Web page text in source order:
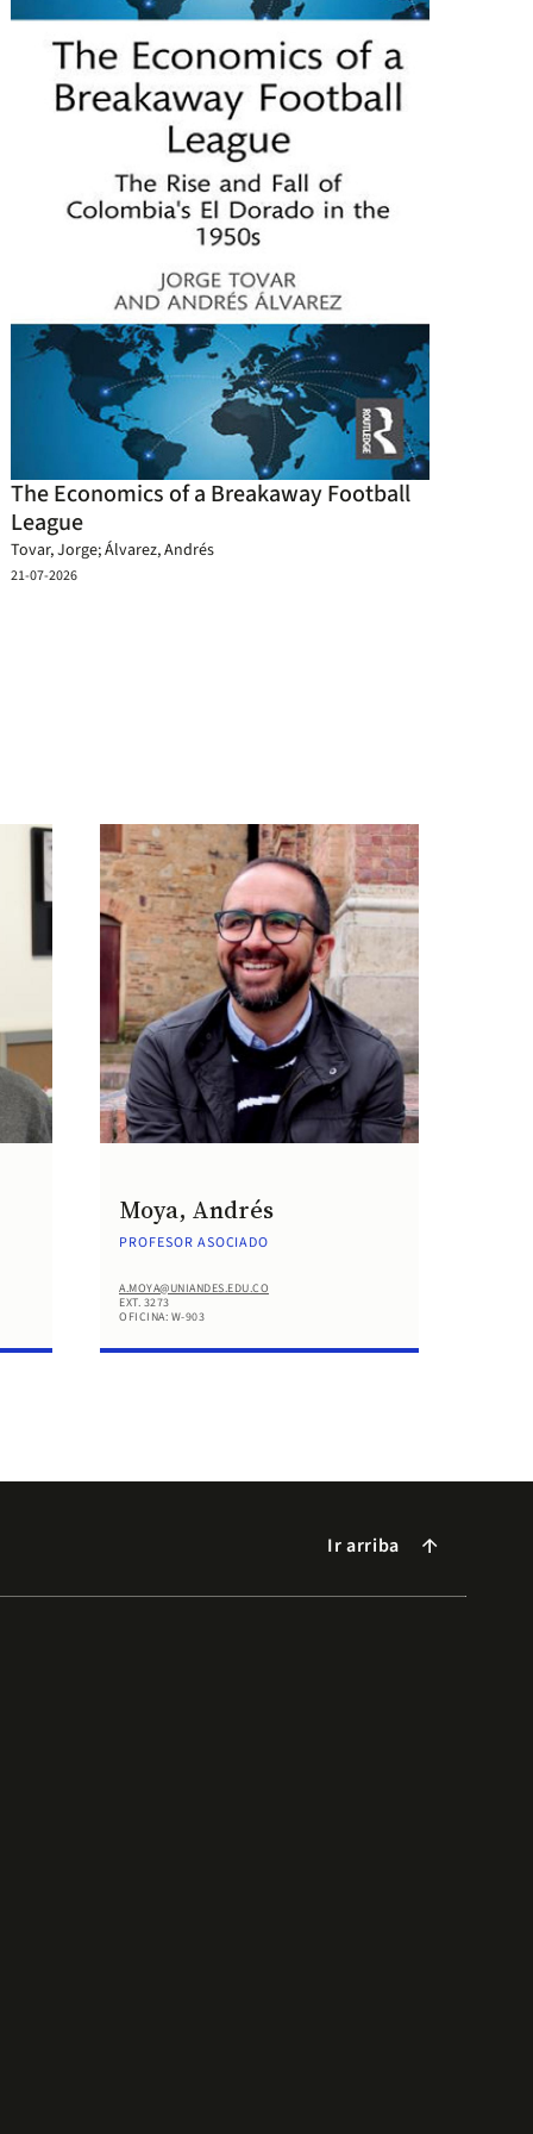
The Economics of a Breakaway Football
League
Tovar, Jorge; Álvarez, Andrés
21-07-2026
Moya, Andrés
PROFESOR ASOCIADO
A.MOYA@UNIANDES.EDU.CO
EXT. 3273
OFICINA: W-903
Ir arriba arrow_forward